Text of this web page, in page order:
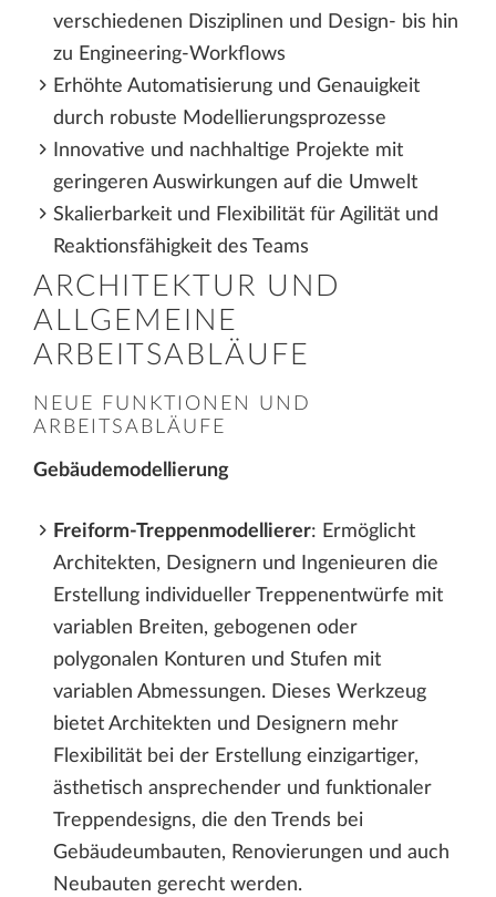
verschiedenen Disziplinen und Design- bis hin
zu Engineering-Workflows
Erhöhte Automatisierung und Genauigkeit
durch robuste Modellierungsprozesse
Innovative und nachhaltige Projekte mit
geringeren Auswirkungen auf die Umwelt
Skalierbarkeit und Flexibilität für Agilität und
Reaktionsfähigkeit des Teams
ARCHITEKTUR UND
ALLGEMEINE
ARBEITSABLÄUFE
NEUE FUNKTIONEN UND
ARBEITSABLÄUFE
Gebäudemodellierung
Freiform-Treppenmodellierer: Ermöglicht
Architekten, Designern und Ingenieuren die
Erstellung individueller Treppenentwürfe mit
variablen Breiten, gebogenen oder
polygonalen Konturen und Stufen mit
variablen Abmessungen. Dieses Werkzeug
bietet Architekten und Designern mehr
Flexibilität bei der Erstellung einzigartiger,
ästhetisch ansprechender und funktionaler
Treppendesigns, die den Trends bei
Gebäudeumbauten, Renovierungen und auch
Neubauten gerecht werden.